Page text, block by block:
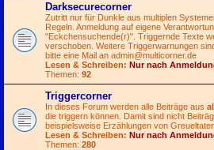
Darksecurecorner
Zutritt nur für Dunkle aus multiplen
Regeln. Anmeldung auf eigene
"Eckchensuchende(r)". Triggernde Texte
verschoben. Weitere Triggerwarnungen
bitte eine Mail an admin@multicorner.de
Lesen & Schreiben: Nur nach
Themen: 92
Triggercorner
In dieses Forum werden alle Beiträge aus
die triggern können. Damit sind nicht
beispielsweise Erzählungen von
Lesen & Schreiben: Nur nach
Themen: 280